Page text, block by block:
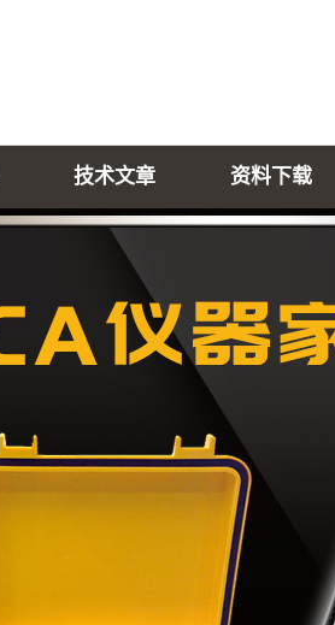
技术文章 资料下载